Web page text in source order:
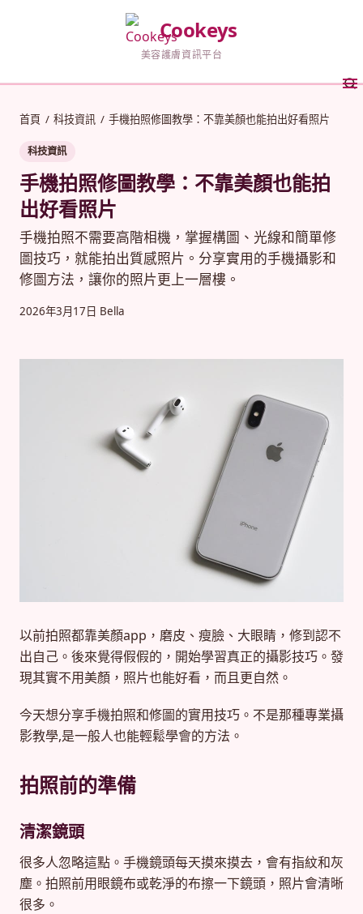
Cookeys
美容護膚資訊平台
首頁 / 科技資訊 / 手機拍照修圖教學：不靠美顏也能拍出好看照片
科技資訊
手機拍照修圖教學：不靠美顏也能拍
出好看照片
手機拍照不需要高階相機，掌握構圖、光線和簡單修
圖技巧，就能拍出質感照片。分享實用的手機攝影和
修圖方法，讓你的照片更上一層樓。
2026年3月17日 Bella
以前拍照都靠美顏app，磨皮、瘦臉、大眼睛，修到認不
出自己。後來覺得假假的，開始學習真正的攝影技巧。發
現其實不用美顏，照片也能好看，而且更自然。
今天想分享手機拍照和修圖的實用技巧。不是那種專業攝
影教學,是一般人也能輕鬆學會的方法。
拍照前的準備
清潔鏡頭
很多人忽略這點。手機鏡頭每天摸來摸去，會有指紋和灰
塵。拍照前用眼鏡布或乾淨的布擦一下鏡頭，照片會清晰
很多。